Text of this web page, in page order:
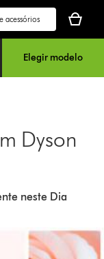
seu
cesto
de
Elegir modelo
Dyson
neste Dia